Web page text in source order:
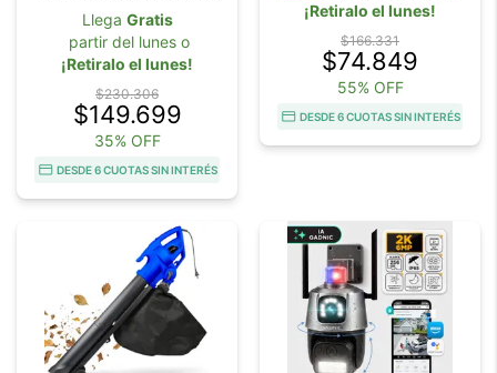
Llega Gratis
partir del lunes o
¡Retiralo el lunes!
$230.306
$149.699
35% OFF
DESDE 6 CUOTAS SIN INTERÉS
¡Retiralo el lunes!
$166.331
$74.849
55% OFF
DESDE 6 CUOTAS SIN INTERÉS